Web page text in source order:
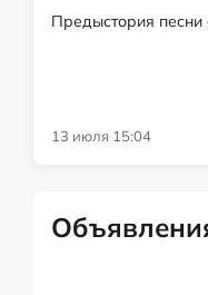
Предыстория
13 июля 15:04